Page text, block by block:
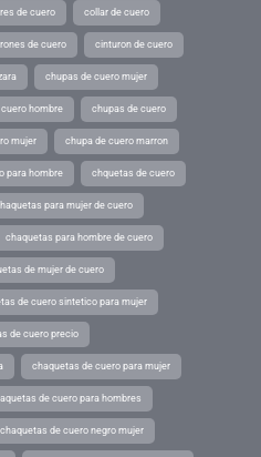
de cuero collar de cuero
de cuero cinturon de cuero
chupas de cuero mujer
hombre chupas de cuero
mujer chupa de cuero marron
para hombre chquetas de cuero
para mujer de cuero
chaquetas para hombre de cuero
de mujer de cuero
de cuero sintetico para mujer
de cuero precio
chaquetas de cuero para mujer
de cuero para hombres
chaquetas de cuero negro mujer